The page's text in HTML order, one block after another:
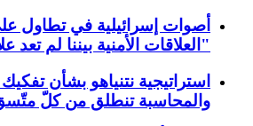
أصوات إسرائيلية في تطاول
"العلاقات الأمنية بيننا لم
استراتيجية نتنياهو بشأن
والمحاسبة تنطلق من كلّ